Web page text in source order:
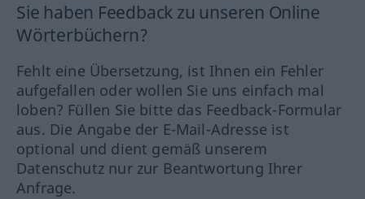
Sie haben Feedback zu unseren Online
Wörterbüchern?
Fehlt eine Übersetzung, ist Ihnen ein Fehler
aufgefallen oder wollen Sie uns einfach mal
loben? Füllen Sie bitte das Feedback-Formular
aus. Die Angabe der E-Mail-Adresse ist
optional und dient gemäß unserem
Datenschutz nur zur Beantwortung Ihrer
Anfrage.